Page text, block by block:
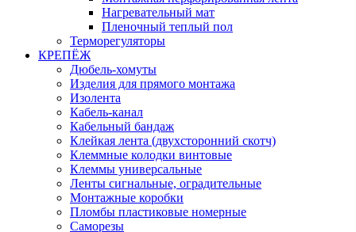
Нагревательный мат
Пленочный теплый пол
Терморегуляторы
КРЕПЁЖ
Дюбель-хомуты
Изделия для прямого монтажа
Изолента
Кабель-канал
Кабельный бандаж
Клейкая лента (двухсторонний скотч)
Клеммные колодки винтовые
Клеммы универсальные
Ленты сигнальные, оградительные
Монтажные коробки
Пломбы пластиковые номерные
Саморезы